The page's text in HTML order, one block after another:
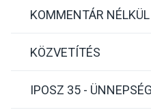
KOMMENTÁR NÉLKÜL
KÖZVETÍTÉS
IPOSZ 35 -